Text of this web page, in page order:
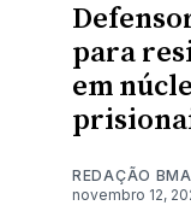
para
em
REDAÇÃO BMA
novembro 12,